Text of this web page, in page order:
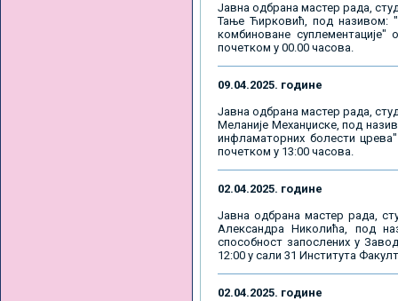
Јавна одбрана мастер рада,
Тање Ћирковић, под називом:
комбиноване суплементације"
почетком у 00.00 часова.
09.04.2025. године
Јавна одбрана мастер рада,
Меланије Механџиске, под
инфламаторних болести
почетком у 13:00 часова.
02.04.2025. године
Јавна одбрана мастер рада,
Александра Николића, под
способност запослених у
12:00 у сали 31 Института
02.04.2025. године